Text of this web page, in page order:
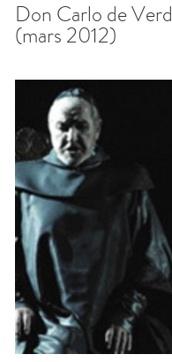
Don Carlo de
(mars 2012)